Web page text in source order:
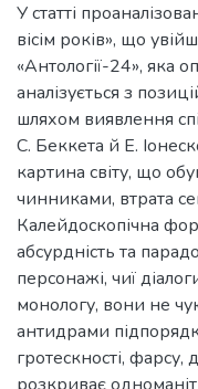
У статті
вісім років», що
«Антології-24», яка
аналізується з
шляхом виявлення
С. Беккета й Е.
картина світу, що
чинниками, втрата
Калейдоскопічна
абсурдність та
персонажі, чиї
монологу, вони не
антидрами
гротескності,